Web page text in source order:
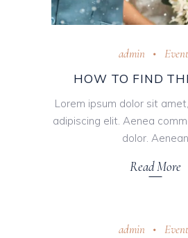
admin
HOW TO FIND
Lorem ipsum dolor sit
adipiscing elit. Aenea
dolor. Aenean
Read More
admin